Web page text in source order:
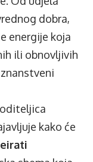
dobra,
energije koja
ili obnovljivih
znanstveni
kako će